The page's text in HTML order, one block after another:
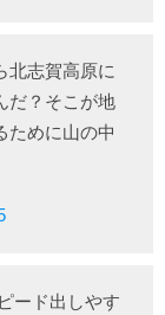
北志賀高原に
だ？そこが地
ために山の中
ード出しやす